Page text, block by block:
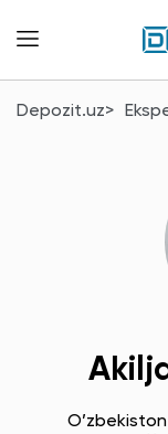
Depozit.uz